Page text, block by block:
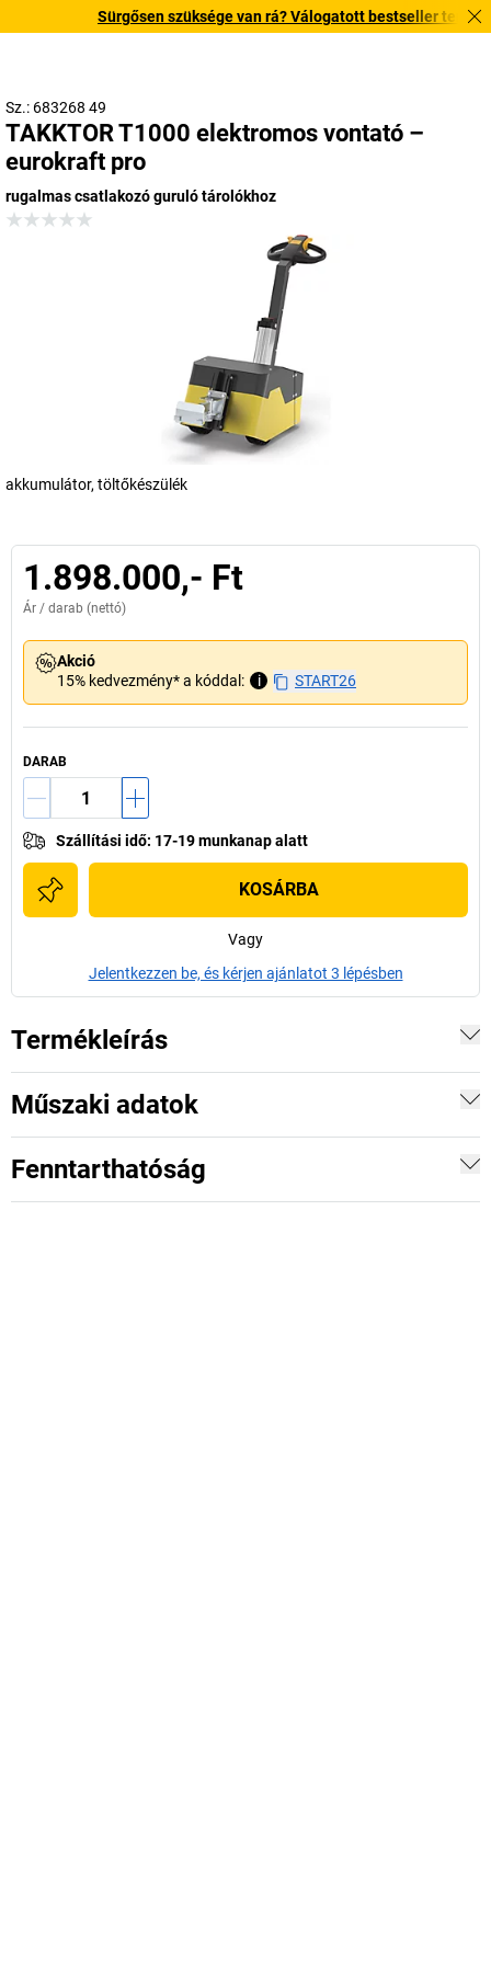
Sürgősen szüksége van rá? Válogatott bestseller
Sz.: 683268 49
TAKKTOR T1000 elektromos vontató –
eurokraft pro
rugalmas csatlakozó guruló tárolókhoz
akkumulátor, töltőkészülék
1.898.000,- Ft
Ár / darab (nettó)
Akció
15% kedvezmény* a kóddal:
i START26
DARAB
Szállítási idő: 17-19 munkanap alatt
KOSÁRBA
Vagy
Jelentkezzen be, és kérjen ajánlatot 3 lépésben
Termékleírás
Műszaki adatok
Fenntarthatóság